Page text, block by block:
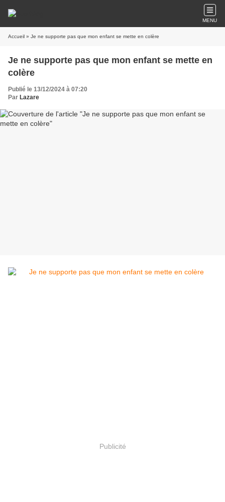
MENU
Accueil » Je ne supporte pas que mon enfant se mette en colère
Je ne supporte pas que mon enfant se mette en
colère
Publié le 13/12/2024 à 07:20
Par Lazare
Publicité